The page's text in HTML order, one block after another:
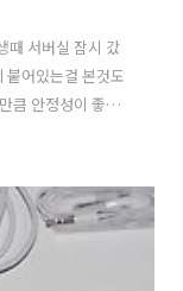
때 서버실 잠시 갔
붙어있는걸 본것도
큼 안정성이 좋다
이 있을까 싶을정
면에서는 UPS 가
꺼질때도 있어서
때가 있죠. 시스
을것같긴한데, 가